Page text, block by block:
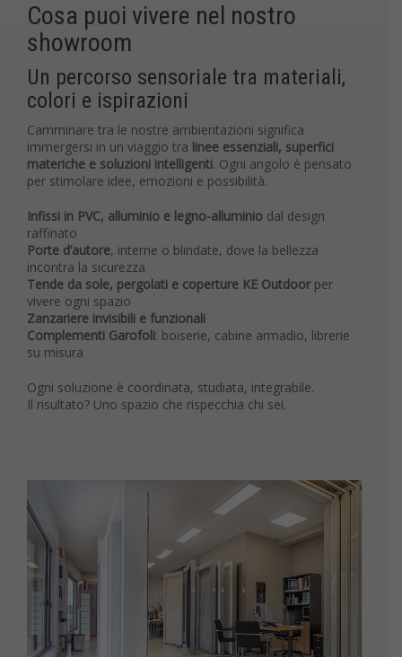
Cosa puoi vivere nel nostro
showroom
Un percorso sensoriale tra materiali,
colori e ispirazioni
Camminare tra le nostre ambientazioni significa
immergersi in un viaggio tra linee essenziali, superfici
materiche e soluzioni intelligenti. Ogni angolo è pensato
per stimolare idee, emozioni e possibilità.
Infissi in PVC, alluminio e legno-alluminio dal design
raffinato
Porte d’autore, interne o blindate, dove la bellezza
incontra la sicurezza
Tende da sole, pergolati e coperture KE Outdoorper
vivere ogni spazio
Zanzariere invisibili e funzionali
Complementi Garofoli: boiserie, cabine armadio, librerie
su misura
Ogni soluzione è coordinata, studiata, integrabile.
Il risultato? Uno spazio che rispecchia chi sei.